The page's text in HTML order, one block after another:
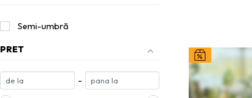
Semi-umbră
PRET
-